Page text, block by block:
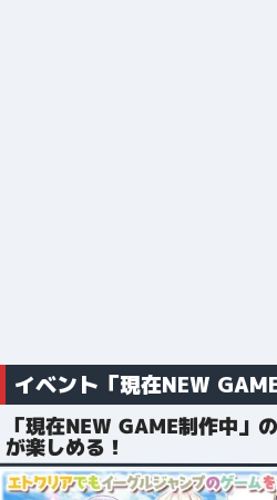
イベント「現在NEW
「現在NEW GAME制作中」
が楽しめる！